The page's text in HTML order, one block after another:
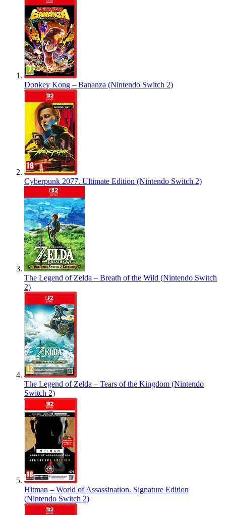
Donkey Kong – Bananza (Nintendo Switch 2)
Cyberpunk 2077. Ultimate Edition (Nintendo Switch 2)
The Legend of Zelda – Breath of the Wild (Nintendo Switch
2)
The Legend of Zelda – Tears of the Kingdom (Nintendo
Switch 2)
Hitman – World of Assassination. Signature Edition
(Nintendo Switch 2)